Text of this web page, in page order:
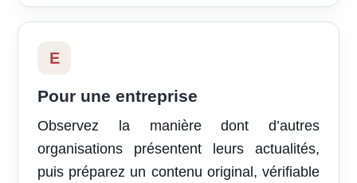
E
Pour une entreprise
Observez la manière dont d’autres
organisations présentent leurs actualités,
puis préparez un contenu original, vérifiable